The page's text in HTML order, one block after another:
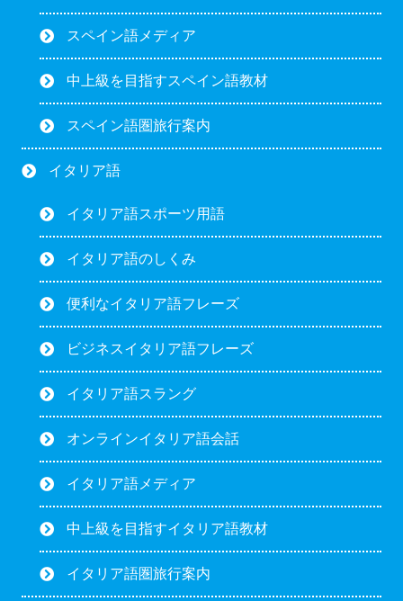
スペイン語メディア
中上級を目指すスペイン語教材
スペイン語圏旅行案内
イタリア語
イタリア語スポーツ用語
イタリア語のしくみ
便利なイタリア語フレーズ
ビジネスイタリア語フレーズ
イタリア語スラング
オンラインイタリア語会話
イタリア語メディア
中上級を目指すイタリア語教材
イタリア語圏旅行案内